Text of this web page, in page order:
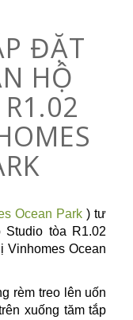
ĐẶT
HỘ
Ocean Park ) tư
tòa R1.02
Vinhomes Ocean
rèm treo lên uốn
xuống tăm tắp